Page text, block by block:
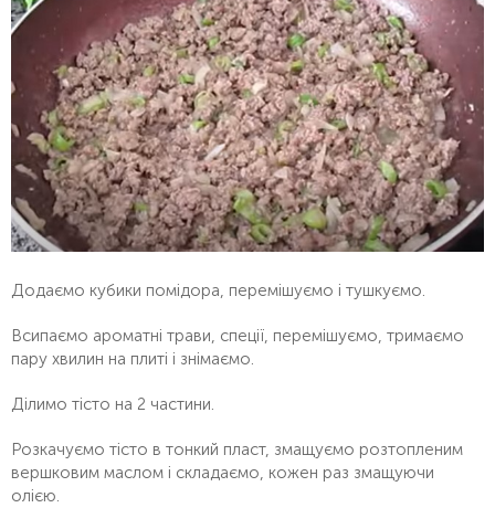
Додаємо кубики помідора, перемішуємо і тушкуємо.
Всипаємо ароматні трави, спеції, перемішуємо, тримаємо
пару хвилин на плиті і знімаємо.
Ділимо тісто на 2 частини.
Розкачуємо тісто в тонкий пласт, змащуємо розтопленим
вершковим маслом і складаємо, кожен раз змащуючи
олією.